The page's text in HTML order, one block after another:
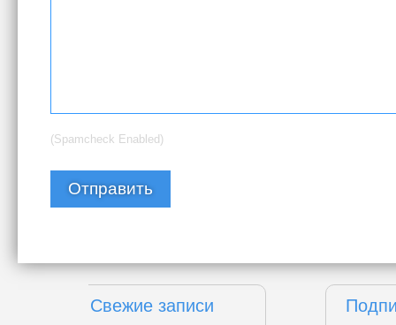
(Spamcheck Enabled)
Свежие записи